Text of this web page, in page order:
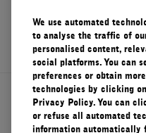
À propos de Le Labo
We use automated
to analyse the traffic of
personalised content,
social platforms. You can
preferences or obtain
technologies by clicking
Privacy Policy. You can
or refuse all automated
information automatically